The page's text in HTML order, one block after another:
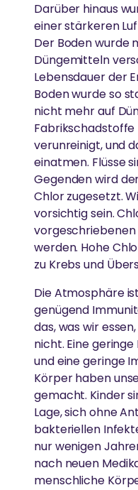
Darüber hinaus
einer stärkeren
Der Boden wurde
Düngemitteln
Lebensdauer der
Boden wurde so
nicht mehr auf
Fabrikschadstoffe
verunreinigt, und
einatmen. Flüsse
Gegenden wird
Chlor zugesetzt.
vorsichtig sein.
werden. Hohe
zu Krebs und
Die Atmosphäre
genügend
das, was wir
nicht. Eine
und eine geringe
Körper haben
gemacht. Kinder
Lage, sich ohne
bakteriellen
nur wenigen
nach neuen
menschliche